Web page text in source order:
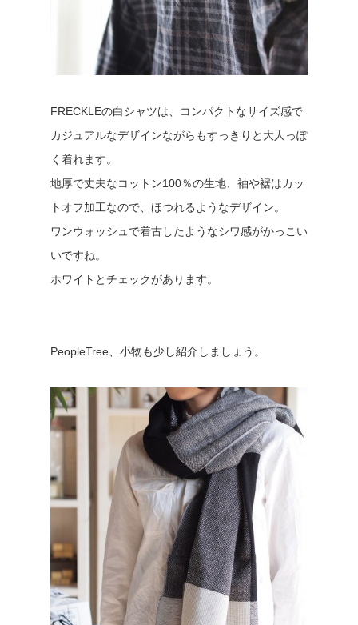
FRECKLEの白シャツは、コンパクトなサイズ感で
カジュアルなデザインながらもすっきりと大人っぽ
く着れます。
地厚で丈夫なコットン100％の生地、袖や裾はカッ
トオフ加工なので、ほつれるようなデザイン。
ワンウォッシュで着古したようなシワ感がかっこい
いですね。
ホワイトとチェックがあります。
PeopleTree、小物も少し紹介しましょう。